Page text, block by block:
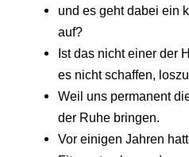
und es geht dabei ein
auf?
Ist das nicht einer der
es nicht schaffen,
Weil uns permanent
der Ruhe bringen.
Vor einigen Jahren